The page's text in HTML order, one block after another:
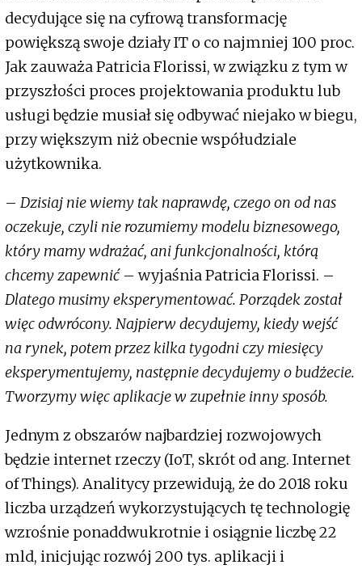
decydujące się na cyfrową transformację
powiększą swoje działy IT o co najmniej 100 proc.
Jak zauważa Patricia Florissi, w związku z tym w
przyszłości proces projektowania produktu lub
usługi będzie musiał się odbywać niejako w biegu,
przy większym niż obecnie współudziale
użytkownika.
– Dzisiaj nie wiemy tak naprawdę, czego on od nas
oczekuje, czyli nie rozumiemy modelu biznesowego,
który mamy wdrażać, ani funkcjonalności, którą
chcemy zapewnić– wyjaśnia Patricia Florissi. –
Dlatego musimy eksperymentować. Porządek został
więc odwrócony. Najpierw decydujemy, kiedy wejść
na rynek, potem przez kilka tygodni czy miesięcy
eksperymentujemy, następnie decydujemy o budżecie.
Tworzymy więc aplikacje w zupełnie inny sposób.
Jednym z obszarów najbardziej rozwojowych
będzie internet rzeczy (IoT, skrót od ang. Internet
of Things). Analitycy przewidują, że do 2018 roku
liczba urządzeń wykorzystujących tę technologię
wzrośnie ponaddwukrotnie i osiągnie liczbę 22
mld, inicjując rozwój 200 tys. aplikacji i